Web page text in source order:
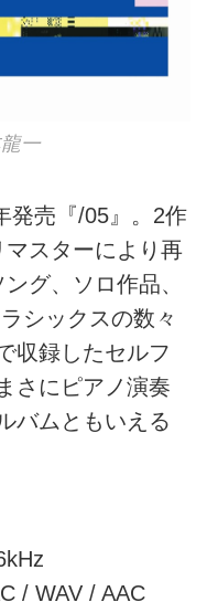
一
発売『/05』。2作
スターにより再
グ、ソロ作品、
シックスの数々
収録したセルフ
さにピアノ演奏
バムともいえる
/ WAV / AAC